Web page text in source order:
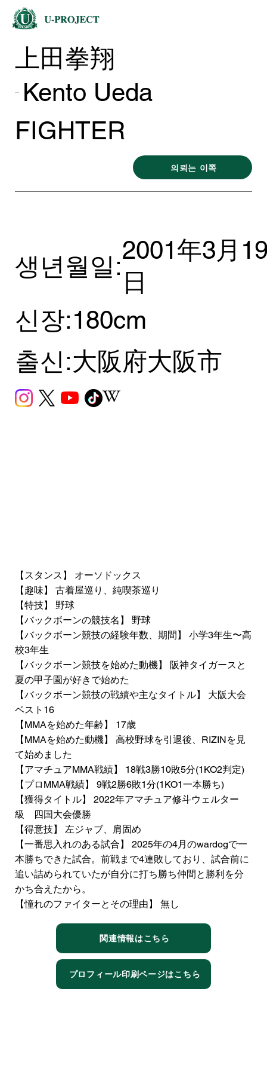
上田拳翔
Kento Ueda
FIGHTER
의뢰는 이쪽
생년월일:
2001年3月
日
신장:180cm
출신:大阪府大阪市
【スタンス】 オーソドックス
【趣味】 古着屋巡り、純喫茶巡り
【特技】 野球
【バックボーンの競技名】 野球
【バックボーン競技の経験年数、期間】 小学3年生〜高
校3年生
【バックボーン競技を始めた動機】 阪神タイガースと
夏の甲子園が好きで始めた
【バックボーン競技の戦績や主なタイトル】 大阪大会
ベスト16
【MMAを始めた年齢】 17歳
【MMAを始めた動機】 高校野球を引退後、RIZINを見
て始めました
【アマチュアMMA戦績】 18戦3勝10敗5分(1KO2判定)
【プロMMA戦績】 9戦2勝6敗1分(1KO1一本勝ち)
【獲得タイトル】 2022年アマチュア修斗ウェルター
級 四国大会優勝
【得意技】 左ジャブ、肩固め
【一番思入れのある試合】 2025年の4月のwardogで一
本勝ちできた試合。前戦まで4連敗しており、試合前に
追い詰められていたが自分に打ち勝ち仲間と勝利を分
かち合えたから。
【憧れのファイターとその理由】 無し
関連情報はこちら
プロフィール印刷ページはこちら